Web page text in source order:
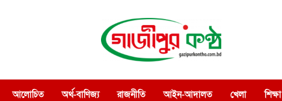
গাজীপুর কণ্ঠ
আলোচিত অর্থ-বাণিজ্য রাজনীতি আইন-আদালত খেলা শিক্ষা